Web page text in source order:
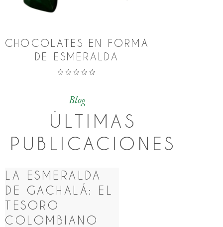
CHOCOLATES EN FORMA
DE ESMERALDA
Blog
ÙLTIMAS
PUBLICACIONES
LA ESMERALDA
DE GACHALÁ: EL
TESORO
COLOMBIANO